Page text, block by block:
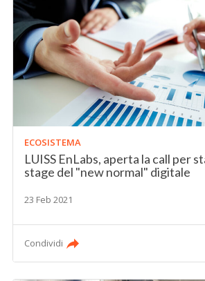
ECOSISTEMA
LUISS EnLabs, aperta la call per
stage del "new normal" digitale
23 Feb 2021
Condividi